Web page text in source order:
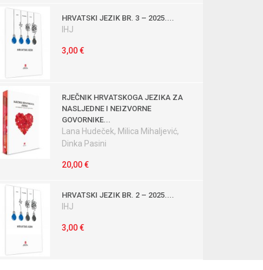
HRVATSKI JEZIK BR. 3 – 2025....
IHJ
3,00 €
RJEČNIK HRVATSKOGA JEZIKA ZA
NASLJEDNE I NEIZVORNE
GOVORNIKE...
Lana Hudeček, Milica Mihaljević,
Dinka Pasini
20,00 €
HRVATSKI JEZIK BR. 2 – 2025....
IHJ
3,00 €